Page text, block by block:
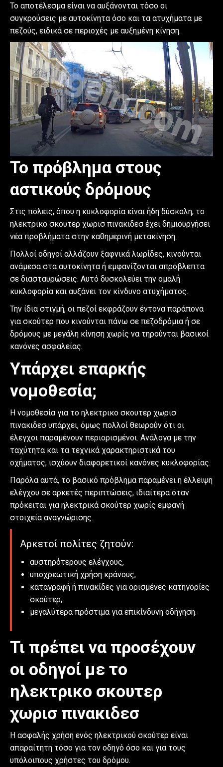
Το αποτέλεσμα είναι να αυξάνονται τόσο οι
συγκρούσεις με αυτοκίνητα όσο και τα ατυχήματα με
πεζούς, ειδικά σε περιοχές με αυξημένη κίνηση.
Το πρόβλημα στους
αστικούς δρόμους
Στις πόλεις, όπου η κυκλοφορία είναι ήδη δύσκολη, το
ηλεκτρικο σκουτερ χωρισ πινακιδεσ έχει δημιουργήσει
νέα προβλήματα στην καθημερινή μετακίνηση.
Πολλοί οδηγοί αλλάζουν ξαφνικά λωρίδες, κινούνται
ανάμεσα στα αυτοκίνητα ή εμφανίζονται απρόβλεπτα
σε διασταυρώσεις. Αυτό δυσκολεύει την ομαλή
κυκλοφορία και αυξάνει τον κίνδυνο ατυχήματος.
Την ίδια στιγμή, οι πεζοί εκφράζουν έντονα παράπονα
για σκούτερ που κινούνται πάνω σε πεζοδρόμια ή σε
δρόμους με μεγάλη κίνηση χωρίς να τηρούνται βασικοί
κανόνες ασφαλείας.
Υπάρχει επαρκής
νομοθεσία;
Η νομοθεσία για το ηλεκτρικο σκουτερ χωρισ
πινακιδεσ υπάρχει, όμως πολλοί θεωρούν ότι οι
έλεγχοι παραμένουν περιορισμένοι. Ανάλογα με την
ταχύτητα και τα τεχνικά χαρακτηριστικά του
οχήματος, ισχύουν διαφορετικοί κανόνες κυκλοφορίας.
Παρόλα αυτά, το βασικό πρόβλημα παραμένει η έλλειψη
ελέγχου σε αρκετές περιπτώσεις, ιδιαίτερα όταν
πρόκειται για ηλεκτρικά σκούτερ χωρίς εμφανή
στοιχεία αναγνώρισης.
Αρκετοί πολίτες ζητούν:
αυστηρότερους ελέγχους,
υποχρεωτική χρήση κράνους,
καταγραφή ή πινακίδες για ορισμένες κατηγορίες
σκούτερ,
μεγαλύτερα πρόστιμα για επικίνδυνη οδήγηση.
Τι πρέπει να προσέχουν
οι οδηγοί με το
ηλεκτρικο σκουτερ
χωρισ πινακιδεσ
Η ασφαλής χρήση ενός ηλεκτρικού σκούτερ είναι
απαραίτητη τόσο για τον οδηγό όσο και για τους
υπόλοιπους χρήστες του δρόμου.